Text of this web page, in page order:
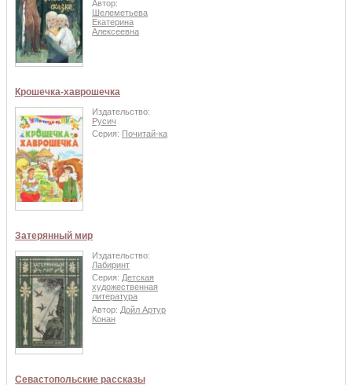
Автор:
Шелеметьева
Екатерина
Алексеевна
Крошечка-хаврошечка
Издательство:
Русич
Серия: Почитай-ка
Затерянный мир
Издательство:
Лабиринт
Серия: Детская
художественная
литература
Автор: Дойл Артур
Конан
Севастопольские рассказы